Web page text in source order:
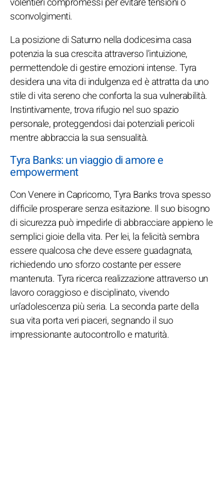
sconvolgimenti.
La posizione di Saturno nella dodicesima casa
potenzia la sua crescita attraverso l'intuizione,
permettendole di gestire emozioni intense. Tyra
desidera una vita di indulgenza ed è attratta da uno
stile di vita sereno che conforta la sua vulnerabilità.
Instintivamente, trova rifugio nel suo spazio
personale, proteggendosi dai potenziali pericoli
mentre abbraccia la sua sensualità.
Tyra Banks: un viaggio di amore e
empowerment
Con Venere in Capricorno, Tyra Banks trova spesso
difficile prosperare senza esitazione. Il suo bisogno
di sicurezza può impedirle di abbracciare appieno le
semplici gioie della vita. Per lei, la felicità sembra
essere qualcosa che deve essere guadagnata,
richiedendo uno sforzo costante per essere
mantenuta. Tyra ricerca realizzazione attraverso un
lavoro coraggioso e disciplinato, vivendo
un’adolescenza più seria. La seconda parte della
sua vita porta veri piaceri, segnando il suo
impressionante autocontrollo e maturità.